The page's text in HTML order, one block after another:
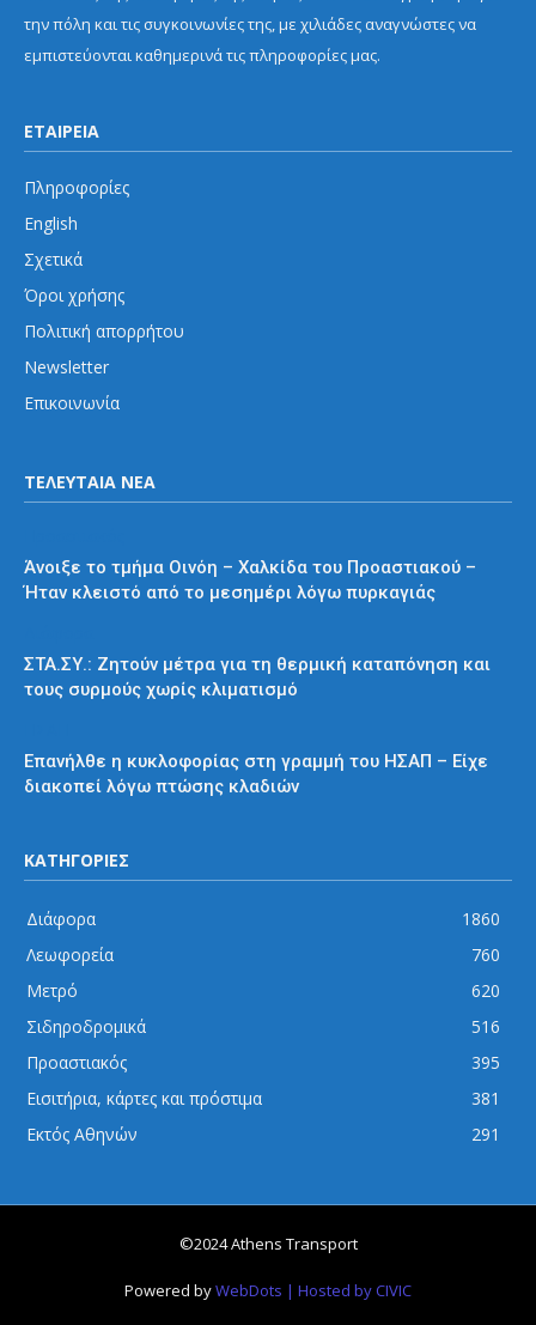
την πόλη και τις συγκοινωνίες της, με χιλιάδες αναγνώστες να
εμπιστεύονται καθημερινά τις πληροφορίες μας.
ΕΤΑΙΡΕΙΑ
Πληροφορίες
English
Σχετικά
Όροι χρήσης
Πολιτική απορρήτου
Newsletter
Επικοινωνία
ΤΕΛΕΥΤΑΙΑ ΝΕΑ
Άνοιξε το τμήμα Οινόη – Χαλκίδα του Προαστιακού –
Ήταν κλειστό από το μεσημέρι λόγω πυρκαγιάς
ΣΤΑ.ΣΥ.: Ζητούν μέτρα για τη θερμική καταπόνηση και
τους συρμούς χωρίς κλιματισμό
Επανήλθε η κυκλοφορίας στη γραμμή του ΗΣΑΠ – Είχε
διακοπεί λόγω πτώσης κλαδιών
ΚΑΤΗΓΟΡΙΕΣ
Διάφορα
1860
Λεωφορεία
760
Μετρό
620
Σιδηροδρομικά
516
Προαστιακός
395
Εισιτήρια, κάρτες και πρόστιμα
381
Εκτός Αθηνών
291
©2024 Athens Transport
Powered byWebDots | Hosted by CIVIC